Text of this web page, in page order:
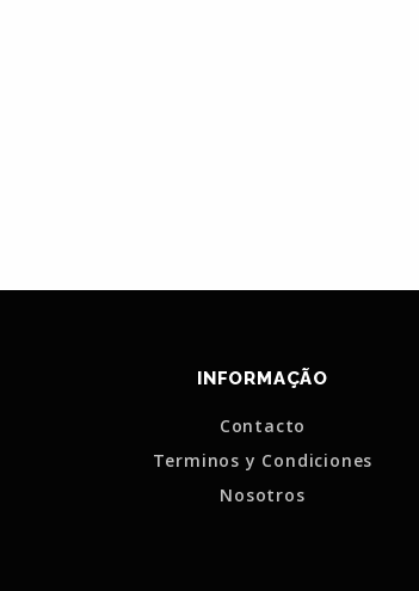
INFORMAÇÃO
Contacto
Terminos y Condiciones
Nosotros